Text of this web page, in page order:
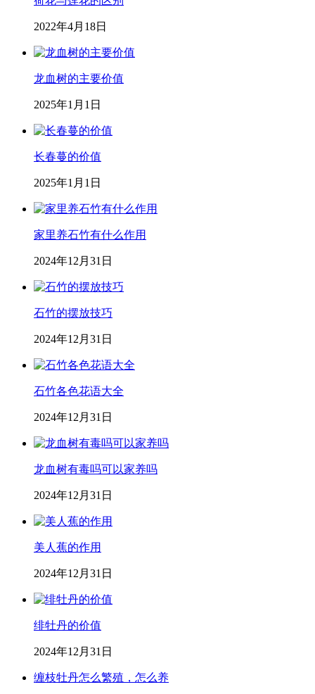
2022年4月18日
龙血树的主要价值
2025年1月1日
长春蔓的价值
2025年1月1日
家里养石竹有什么作用
2024年12月31日
石竹的摆放技巧
2024年12月31日
石竹各色花语大全
2024年12月31日
龙血树有毒吗可以家养吗
2024年12月31日
美人蕉的作用
2024年12月31日
绯牡丹的价值
2024年12月31日
缠枝牡丹怎么繁殖，怎么养